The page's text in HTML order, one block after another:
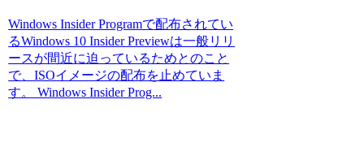
Windows Insider Programで配布されてい
るWindows 10 Insider Previewは一般リリ
ースが間近に迫っているためとのこと
で、ISOイメージの配布を止めていま
す。 Windows Insider Prog...